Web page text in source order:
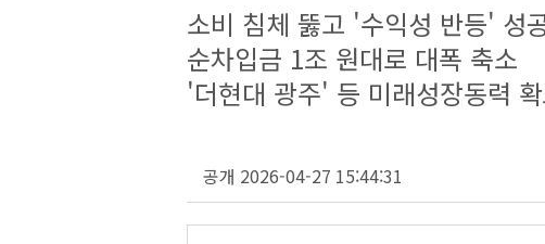
소비 침체 뚫고 '수익성 반등' 성
순차입금 1조 원대로 대폭 축소
'더현대 광주' 등 미래성장동력
공개 2026-04-27 15:44:31